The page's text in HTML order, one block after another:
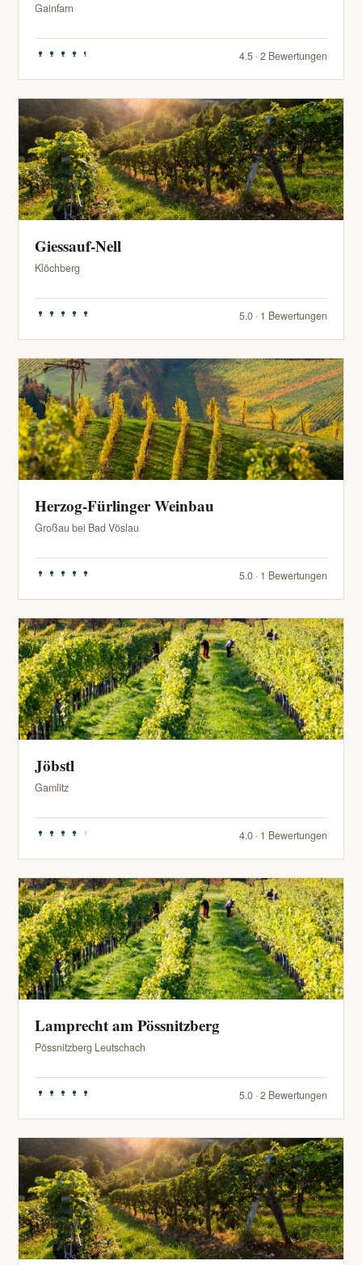
Gainfarn
4.5 · 2 Bewertungen
Giessauf-Nell
Klöchberg
5.0 · 1 Bewertungen
Herzog-Fürlinger Weinbau
Großau bei Bad Vöslau
5.0 · 1 Bewertungen
Jöbstl
Gamlitz
4.0 · 1 Bewertungen
Lamprecht am Pössnitzberg
Pössnitzberg Leutschach
5.0 · 2 Bewertungen